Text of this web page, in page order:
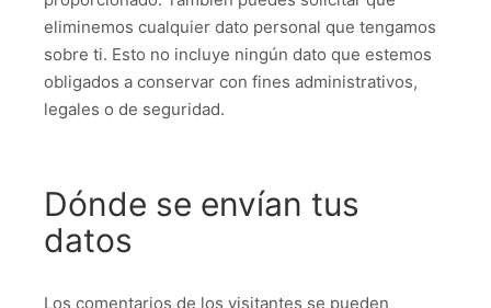
eliminemos cualquier dato personal que tengamos
sobre ti. Esto no incluye ningún dato que estemos
obligados a conservar con fines administrativos,
legales o de seguridad.
Dónde se envían tus
datos
Los comentarios de los visitantes se pueden